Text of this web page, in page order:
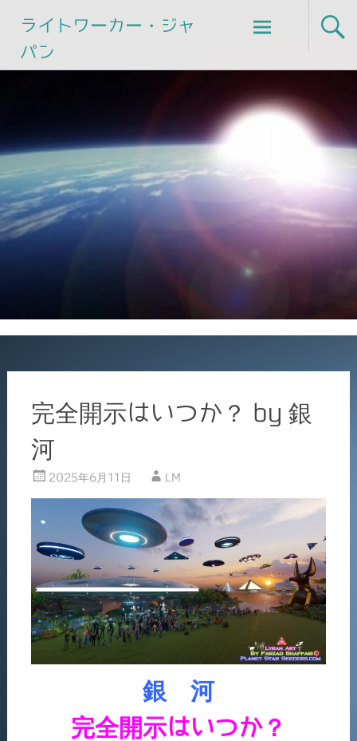
ライトワーカー・ジャ
パン
Skip
to
完全開示はいつか？ by 銀
河
2025年6月11日 LM
銀 河
完全開示はいつか？